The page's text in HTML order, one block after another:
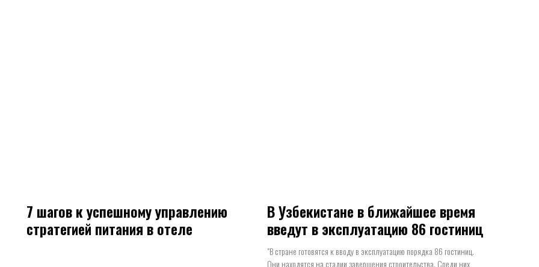
7 шагов к успешному управлению
стратегией питания в отеле
В Узбекистане в ближайшее время
введут в эксплуатацию 86 гостиниц
"В стране готовятся к вводу в эксплуатацию порядка 86 гостиниц.
Они находятся на стадии завершения строительства. Среди них